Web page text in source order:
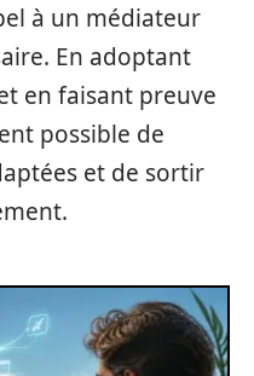
à un médiateur
En adoptant
en faisant preuve
possible de
et de sortir